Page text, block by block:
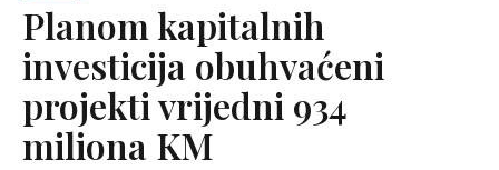
Planom kapitalnih
investicija obuhvaćeni
projekti vrijedni 934
miliona KM